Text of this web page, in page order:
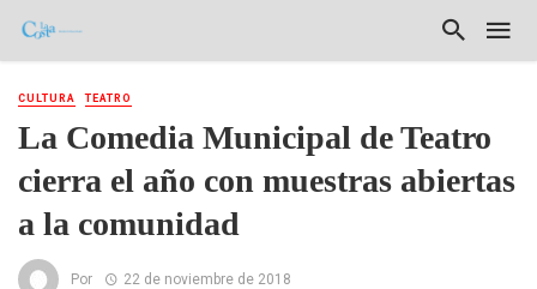
CULTURA TEATRO
La Comedia Municipal de Teatro
cierra el año con muestras abiertas
a la comunidad
Por 22 de noviembre de 2018